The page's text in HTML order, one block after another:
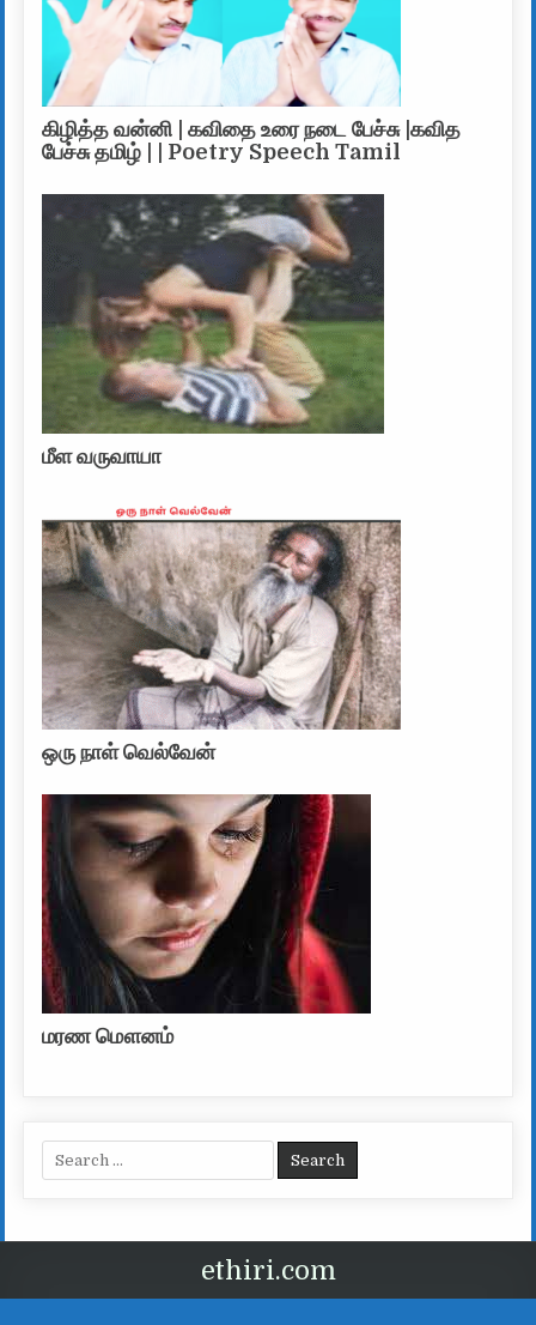
கிழித்த வன்னி | கவிதை உரை நடை பேச்சு |கவித
பேச்சு தமிழ் | | Poetry Speech Tamil
மீள வருவாயா
ஒரு நாள் வெல்வேன்
மரண மௌனம்
Search for:
ethiri.com